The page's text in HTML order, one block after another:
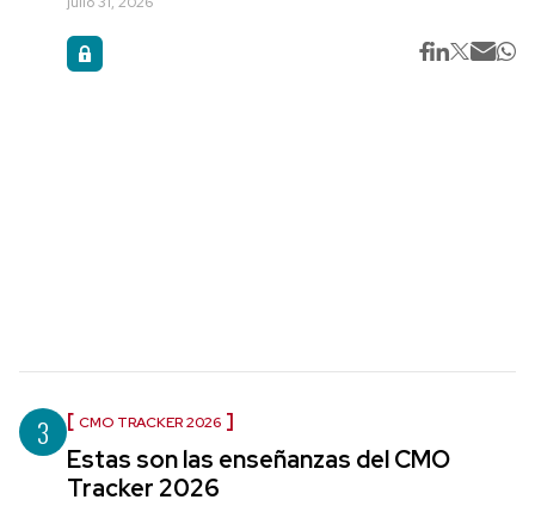
3 CMO TRACKER 2026
Estas son las enseñanzas del CMO
Tracker 2026